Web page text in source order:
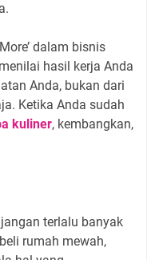
dalam bisnis
hasil kerja Anda
Anda, bukan dari
Ketika Anda sudah
kuliner, kembangkan,
terlalu banyak
rumah mewah,